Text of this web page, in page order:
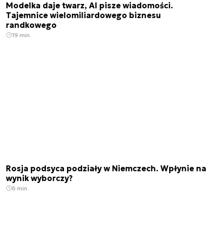
Modelka daje twarz, AI pisze wiadomości.
Tajemnice wielomiliardowego biznesu
randkowego
19 min.
Rosja podsyca podziały w Niemczech. Wpłynie na
wynik wyborczy?
6 min.